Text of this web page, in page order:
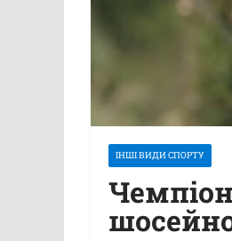
ІНШІ ВИДИ СПОРТУ